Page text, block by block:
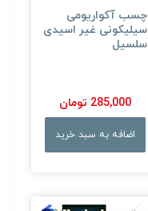
چسب آکواریومی
سیلیکونی غیر اسیدی
سلسیل
285,000 تومان
اضافه به سبد خرید